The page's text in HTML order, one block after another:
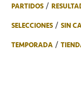
PARTIDOS
SELECCIONES
SIN
TEMPORADA